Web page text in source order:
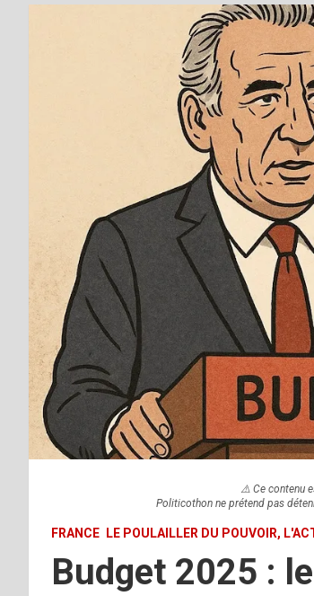
⚠️ Ce contenu
Politicothon ne prétend pas
FRANCE LE POULAILLER DU POUVOIR,
Budget 2025 :